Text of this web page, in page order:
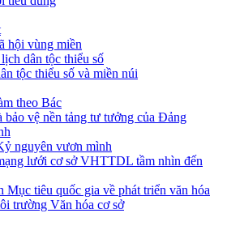
hội vùng miền
dân tộc thiểu số
tộc thiểu số và miền núi
theo Bác
bảo vệ nền tảng tư tưởng của Đảng
nguyên vươn mình
lưới cơ sở VHTTDL tầm nhìn đến
Mục tiêu quốc gia về phát triển văn hóa
trường Văn hóa cơ sở